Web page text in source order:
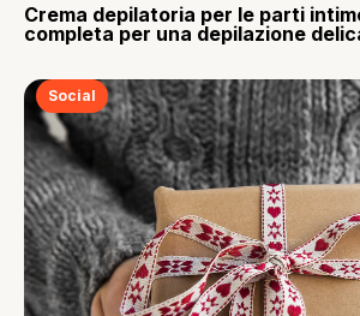
Crema depilatoria per le parti
completa per una depilazione
Social